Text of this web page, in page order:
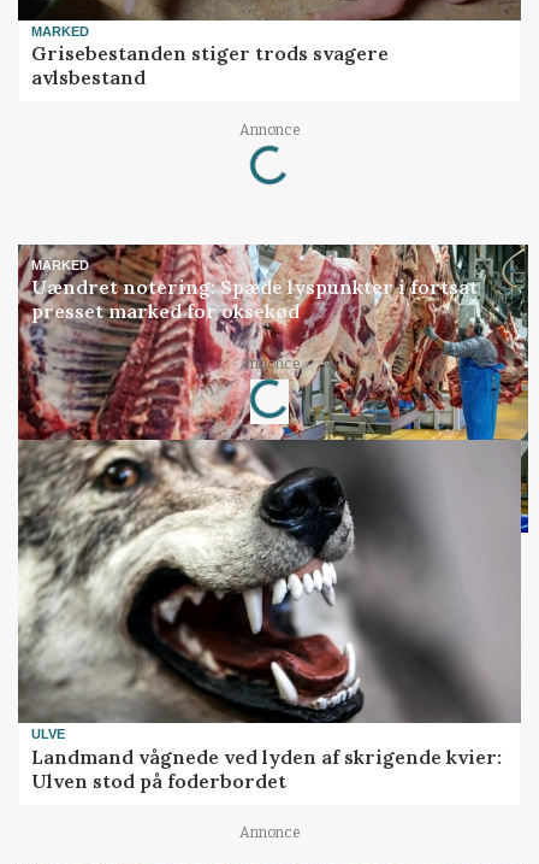
MARKED
Grisebestanden stiger trods svagere
avlsbestand
Annonce
Loading...
MARKED
Uændret notering: Spæde lyspunkter i fortsat
presset marked for oksekød
Annonce
Loading...
ULVE
Landmand vågnede ved lyden af skrigende kvier:
Ulven stod på foderbordet
Annonce